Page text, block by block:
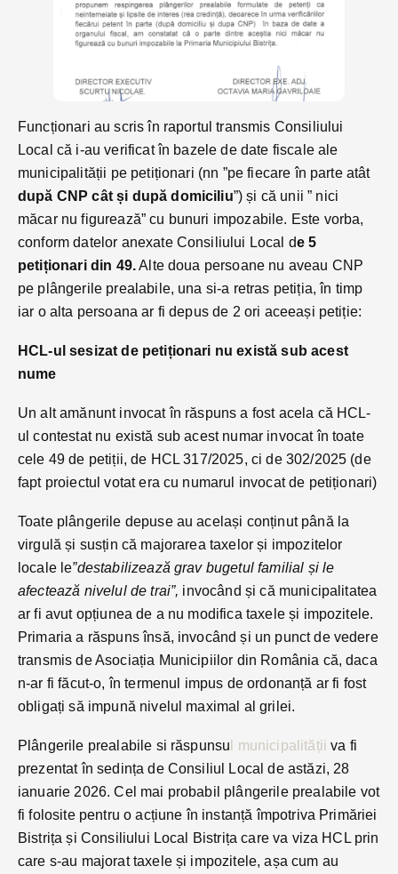
Funcționari au scris în raportul transmis Consiliului
Local că i-au verificat în bazele de date fiscale ale
municipalității pe petiționari (nn ”pe fiecare în parte atât
după CNP cât și după domiciliu”) și că unii ” nici
măcar nu figurează” cu bunuri impozabile. Este vorba,
conform datelor anexate Consiliului Local de 5
petiționari din 49.Alte doua persoane nu aveau CNP
pe plângerile prealabile, una si-a retras petiția, în timp
iar o alta persoana ar fi depus de 2 ori aceeași petiție:
HCL-ul sesizat de petiționari nu există sub acest
nume
Un alt amănunt invocat în răspuns a fost acela că HCL-
ul contestat nu există sub acest numar invocat în toate
cele 49 de petiții, de HCL 317/2025, ci de 302/2025 (de
fapt proiectul votat era cu numarul invocat de petiționari)
Toate plângerile depuse au același conținut până la
virgulă și susțin că majorarea taxelor și impozitelor
locale le”destabilizează grav bugetul familial și le
afectează nivelul de trai”, invocând și că municipalitatea
ar fi avut opțiunea de a nu modifica taxele și impozitele.
Primaria a răspuns însă, invocând și un punct de vedere
transmis de Asociația Municipiilor din România că, daca
n-ar fi făcut-o, în termenul impus de ordonanță ar fi fost
obligați să impună nivelul maximal al grilei.
Plângerile prealabile si răspunsu l municipalității va fi
prezentat în sedința de Consiliul Local de astăzi, 28
ianuarie 2026. Cel mai probabil plângerile prealabile vot
fi folosite pentru o acțiune în instanță împotriva Primăriei
Bistrița și Consiliului Local Bistrița care va viza HCL prin
care s-au majorat taxele și impozitele, așa cum au